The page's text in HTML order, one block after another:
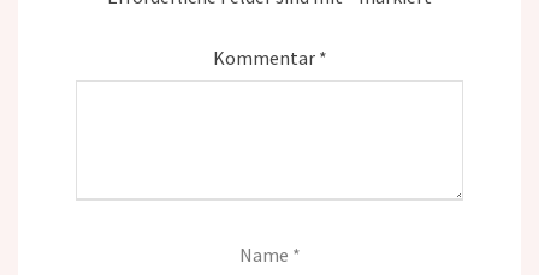
Kommentar *
Name *